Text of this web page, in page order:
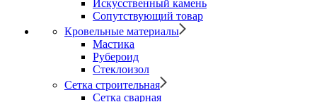
Искусственный камень
Сопутствующий товар
Кровельные материалы
Мастика
Рубероид
Стеклоизол
Сетка строительная
Сетка сварная